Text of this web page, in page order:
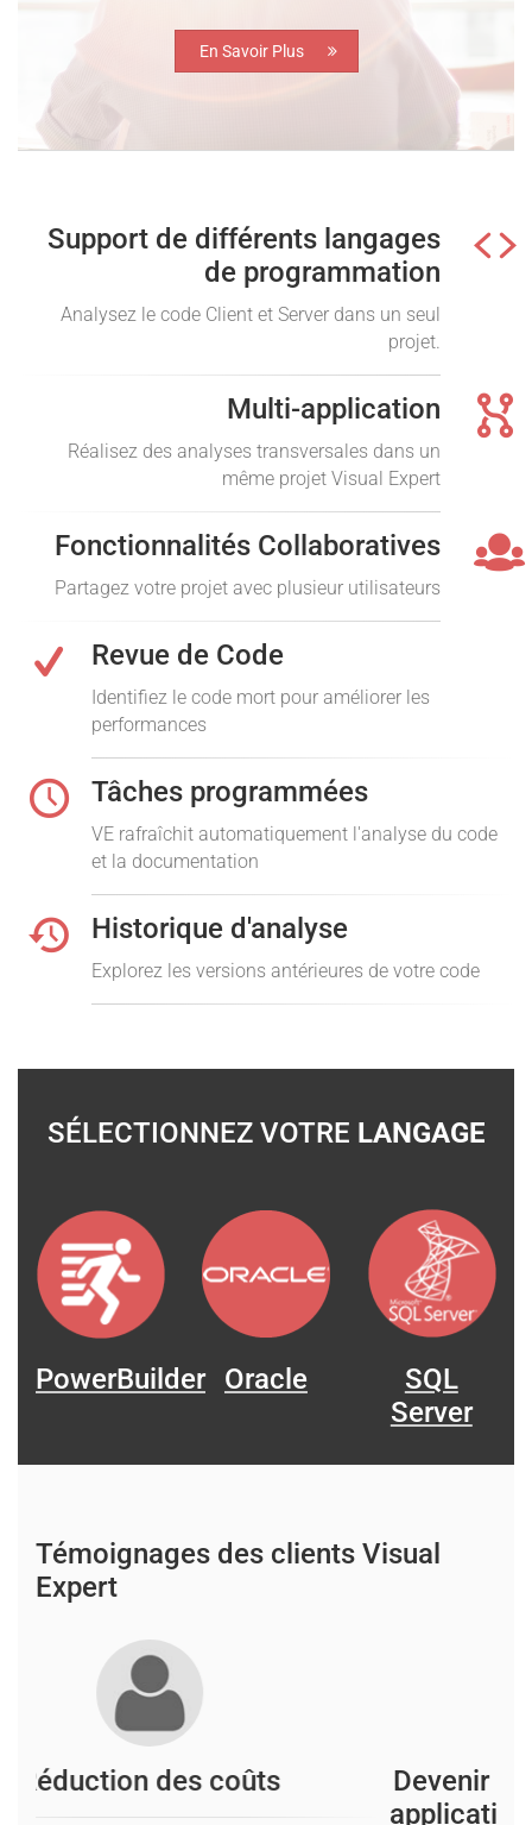
En Savoir Plus
Support de différents langages
de programmation
Analysez le code Client et Server dans un seul
projet.
Multi-application
Réalisez des analyses transversales dans un
même projet Visual Expert
Fonctionnalités Collaboratives
Partagez votre projet avec plusieur utilisateurs
Revue de Code
Identifiez le code mort pour améliorer les
performances
Tâches programmées
VE rafraîchit automatiquement l'analyse du code
et la documentation
Historique d'analyse
Explorez les versions antérieures de votre code
SÉLECTIONNEZ VOTRE LANGAGE
PowerBuilder Oracle
SQL
Server
Témoignages des clients Visual
Expert
Réduction des coûts